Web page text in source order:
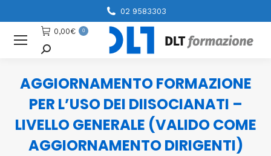
02 9583303
0,00€ 0
Cerca
AGGIORNAMENTO FORMAZIONE
PER L’USO DEI DIISOCIANATI –
LIVELLO GENERALE (VALIDO COME
AGGIORNAMENTO DIRIGENTI)